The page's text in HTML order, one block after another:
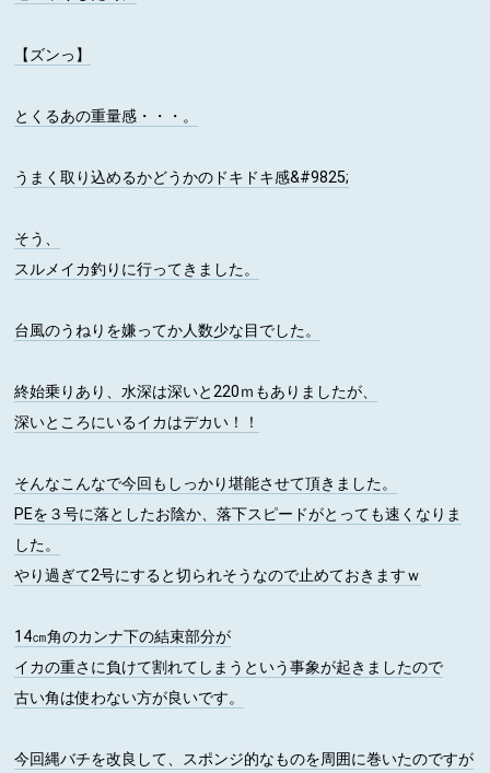
【ズンっ】
とくるあの重量感・・・。
うまく取り込めるかどうかのドキドキ感&#9825;
そう、
スルメイカ釣りに行ってきました。
台風のうねりを嫌ってか人数少な目でした。
終始乗りあり、水深は深いと220ｍもありましたが、
深いところにいるイカはデカい！！
そんなこんなで今回もしっかり堪能させて頂きました。
PEを３号に落としたお陰か、落下スピードがとっても速くなりま
した。
やり過ぎて2号にすると切られそうなので止めておきますｗ
14㎝角のカンナ下の結束部分が
イカの重さに負けて割れてしまうという事象が起きましたので
古い角は使わない方が良いです。
今回縄バチを改良して、スポンジ的なものを周囲に巻いたのですが